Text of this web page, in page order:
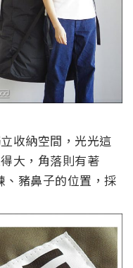
收納空間，光光這
大，角落則有著
、豬鼻子的位置，採